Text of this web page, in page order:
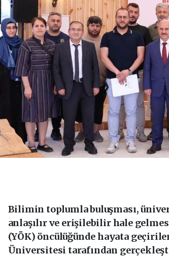
Bilimin toplumla buluşması,
anlaşılır ve erişilebilir hale
(YÖK) öncülüğünde hayata
Üniversitesi tarafından